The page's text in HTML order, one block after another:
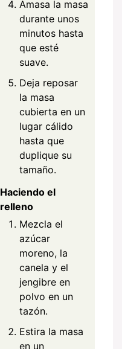
Amasa la masa
durante unos
minutos hasta
que esté
suave.
Deja reposar
la masa
cubierta en un
lugar cálido
hasta que
duplique su
tamaño.
Haciendo el
relleno
Mezcla el
azúcar
moreno, la
canela y el
jengibre en
polvo en un
tazón.
Estira la masa
en un